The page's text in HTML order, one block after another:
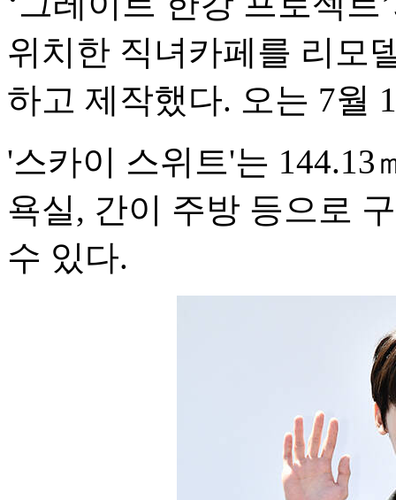
위치한 직녀카페를 리모
하고 제작했다. 오는 7월
'스카이 스위트'는 144.13
욕실, 간이 주방 등으로
수 있다.